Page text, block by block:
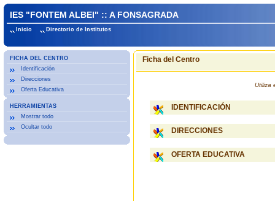
IES "FONTEM ALBEI" :: A FONSAGRADA
Inicio Directorio de Institutos
FICHA DEL CENTRO
Identificación
Direcciones
Oferta Educativa
HERRAMIENTAS
Mostrar todo
Ocultar todo
Ficha del Centro
Utiliza
IDENTIFICACIÓN
DIRECCIONES
OFERTA EDUCATIVA